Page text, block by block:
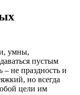
умны,
пустым
– не праздность и
но всегда
цели им